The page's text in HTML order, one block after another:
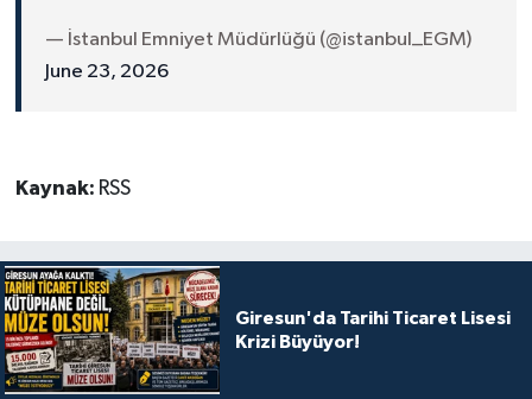
— İstanbul Emniyet Müdürlüğü (@istanbul_EGM)
June 23, 2026
Kaynak: RSS
Giresun'da Tarihi Ticaret Lisesi
Krizi Büyüyor!